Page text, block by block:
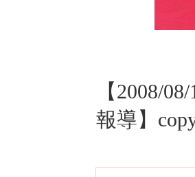
【2008/
報導】